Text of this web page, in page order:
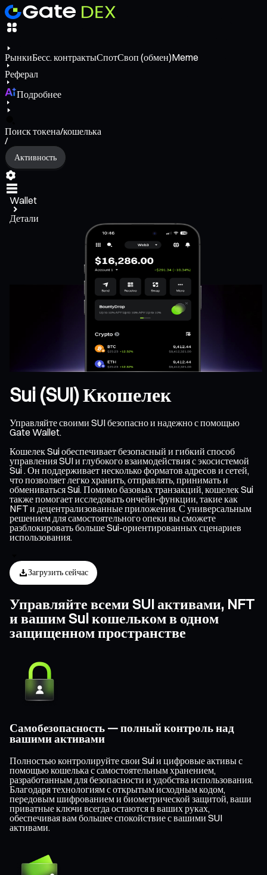
РынкиБесс. контрактыСпотСвоп (обмен)Meme
Реферал
Подробнее
Поиск токена/кошелька
/
Активность
Wallet
Детали
Sui (SUI) Ккошелек
Управляйте своими SUI безопасно и надежно с помощью
Gate Wallet.
Кошелек Sui обеспечивает безопасный и гибкий способ
управления SUI и глубокого взаимодействия с экосистемой
Sui . Он поддерживает несколько форматов адресов и сетей,
что позволяет легко хранить, отправлять, принимать и
обмениваться Sui. Помимо базовых транзакций, кошелек Sui
также помогает исследовать ончейн-функции, такие как
NFT и децентрализованные приложения. С универсальным
решением для самостоятельного опеки вы сможете
разблокировать больше Sui-ориентированных сценариев
использования.
Загрузить сейчас
Управляйте всеми SUI активами, NFT
и вашим Sui кошельком в одном
защищенном пространстве
Самобезопасность — полный контроль над
вашими активами
Полностью контролируйте свои Sui и цифровые активы с
помощью кошелька с самостоятельным хранением,
разработанным для безопасности и удобства использования.
Благодаря технологиям с открытым исходным кодом,
передовым шифрованием и биометрической защитой, ваши
приватные ключи всегда остаются в ваших руках,
обеспечивая вам большее спокойствие с вашими SUI
активами.